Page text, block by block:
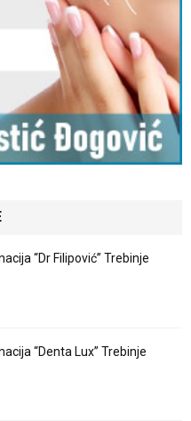
“Dr Filipović” Trebinje
“Denta Lux” Trebinje